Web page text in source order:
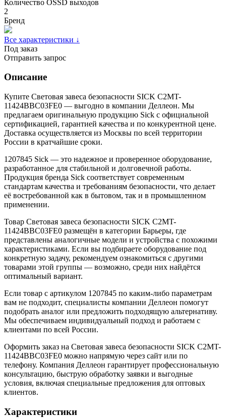
Количество OSSD выходов
2
Бренд
Все характеристики ↓
Под заказ
Отправить запрос
Описание
Купите Световая завеса безопасности SICK C2MT-
11424BBC03FE0 — выгодно в компании Деллеон. Мы
предлагаем оригинальную продукцию Sick с официальной
сертификацией, гарантией качества и по конкурентной цене.
Доставка осуществляется из Москвы по всей территории
России в кратчайшие сроки.
1207845 Sick — это надежное и проверенное оборудование,
разработанное для стабильной и долговечной работы.
Продукция бренда Sick соответствует современным
стандартам качества и требованиям безопасности, что делает
её востребованной как в бытовом, так и в промышленном
применении.
Товар Световая завеса безопасности SICK C2MT-
11424BBC03FE0 размещён в категории Барьеры, где
представлены аналогичные модели и устройства с похожими
характеристиками. Если вы подбираете оборудование под
конкретную задачу, рекомендуем ознакомиться с другими
товарами этой группы — возможно, среди них найдётся
оптимальный вариант.
Если товар с артикулом 1207845 по каким-либо параметрам
вам не подходит, специалисты компании Деллеон помогут
подобрать аналог или предложить подходящую альтернативу.
Мы обеспечиваем индивидуальный подход и работаем с
клиентами по всей России.
Оформить заказ на Световая завеса безопасности SICK C2MT-
11424BBC03FE0 можно напрямую через сайт или по
телефону. Компания Деллеон гарантирует профессиональную
консультацию, быструю обработку заявки и выгодные
условия, включая специальные предложения для оптовых
клиентов.
Характеристики